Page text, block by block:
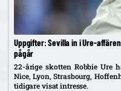
Uppgifter: Sevilla in i Ure-
pågår
22-årige skotten Robbie Ure
Nice, Lyon, Strasbourg,
tidigare visat intresse.